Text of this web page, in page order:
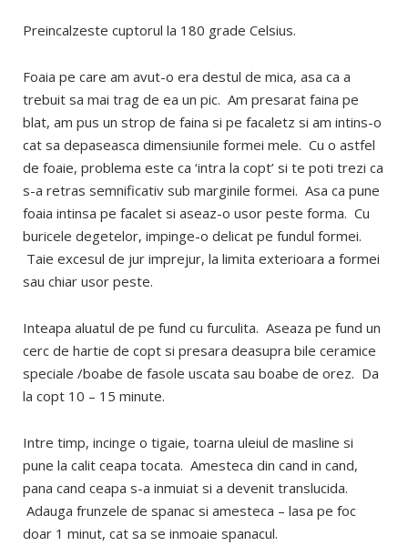
Preincalzeste cuptorul la 180 grade Celsius.
Foaia pe care am avut-o era destul de mica, asa ca a
trebuit sa mai trag de ea un pic. Am presarat faina pe
blat, am pus un strop de faina si pe facaletz si am intins-o
cat sa depaseasca dimensiunile formei mele. Cu o astfel
de foaie, problema este ca ‘intra la copt’ si te poti trezi ca
s-a retras semnificativ sub marginile formei. Asa ca pune
foaia intinsa pe facalet si aseaz-o usor peste forma. Cu
buricele degetelor, impinge-o delicat pe fundul formei.
Taie excesul de jur imprejur, la limita exterioara a formei
sau chiar usor peste.
Inteapa aluatul de pe fund cu furculita. Aseaza pe fund un
cerc de hartie de copt si presara deasupra bile ceramice
speciale /boabe de fasole uscata sau boabe de orez. Da
la copt 10 – 15 minute.
Intre timp, incinge o tigaie, toarna uleiul de masline si
pune la calit ceapa tocata. Amesteca din cand in cand,
pana cand ceapa s-a inmuiat si a devenit translucida.
Adauga frunzele de spanac si amesteca – lasa pe foc
doar 1 minut, cat sa se inmoaie spanacul.